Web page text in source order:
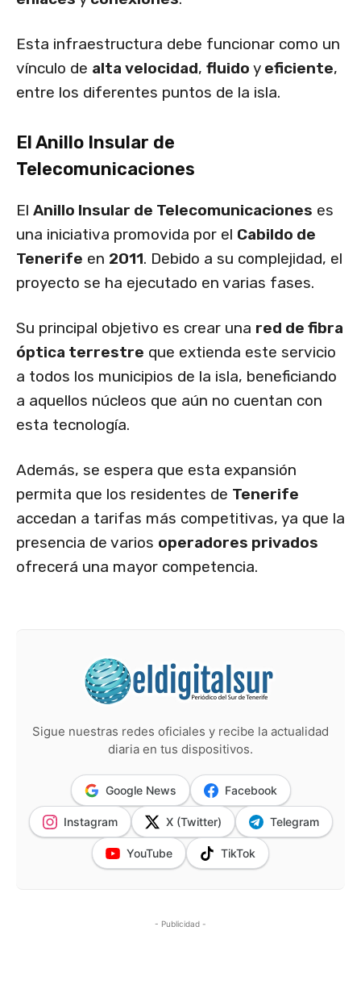
Esta infraestructura debe funcionar como un
vínculo de alta velocidad, fluido y eficiente,
entre los diferentes puntos de la isla.
El Anillo Insular de
Telecomunicaciones
El Anillo Insular de Telecomunicaciones es
una iniciativa promovida por el Cabildo de
Tenerife en 2011. Debido a su complejidad, el
proyecto se ha ejecutado en varias fases.
Su principal objetivo es crear una red de fibra
óptica terrestre que extienda este servicio
a todos los municipios de la isla, beneficiando
a aquellos núcleos que aún no cuentan con
esta tecnología.
Además, se espera que esta expansión
permita que los residentes de Tenerife
accedan a tarifas más competitivas, ya que la
presencia de varios operadores privados
ofrecerá una mayor competencia.
Sigue nuestras redes oficiales y recibe la actualidad
diaria en tus dispositivos.
Google News Facebook
Instagram X (Twitter) Telegram
YouTube TikTok
- Publicidad -